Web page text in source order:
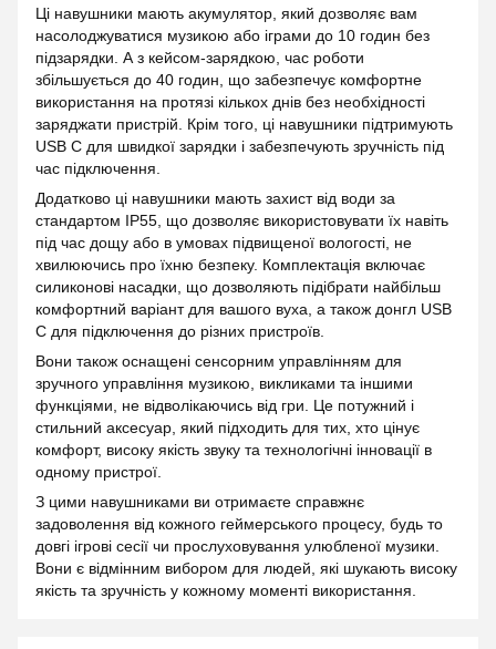
Ці навушники мають акумулятор, який дозволяє вам
насолоджуватися музикою або іграми до 10 годин без
підзарядки. А з кейсом-зарядкою, час роботи
збільшується до 40 годин, що забезпечує комфортне
використання на протязі кількох днів без необхідності
заряджати пристрій. Крім того, ці навушники підтримують
USB C для швидкої зарядки і забезпечують зручність під
час підключення.
Додатково ці навушники мають захист від води за
стандартом IP55, що дозволяє використовувати їх навіть
під час дощу або в умовах підвищеної вологості, не
хвилюючись про їхню безпеку. Комплектація включає
силиконові насадки, що дозволяють підібрати найбільш
комфортний варіант для вашого вуха, а також донгл USB
C для підключення до різних пристроїв.
Вони також оснащені сенсорним управлінням для
зручного управління музикою, викликами та іншими
функціями, не відволікаючись від гри. Це потужний і
стильний аксесуар, який підходить для тих, хто цінує
комфорт, високу якість звуку та технологічні інновації в
одному пристрої.
З цими навушниками ви отримаєте справжнє
задоволення від кожного геймерського процесу, будь то
довгі ігрові сесії чи прослуховування улюбленої музики.
Вони є відмінним вибором для людей, які шукають високу
якість та зручність у кожному моменті використання.